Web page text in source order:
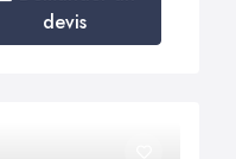
devis